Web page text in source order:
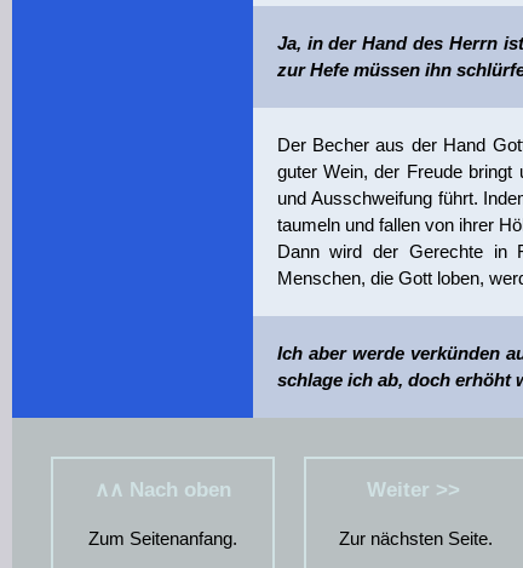
Ja, in der Hand des Herrn
zur Hefe müssen ihn
Der Becher aus der Hand
guter Wein, der Freude
und Ausschweifung führt.
taumeln und fallen von ihrer
Dann wird der Gerechte in
Menschen, die Gott loben,
Ich aber werde verkünden
schlage ich ab, doch erhöht
∧∧ Nach oben
Zum Seitenanfang.
Weiter >>
Zur nächsten Seite.